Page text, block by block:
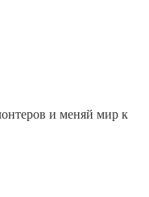
и меняй мир к